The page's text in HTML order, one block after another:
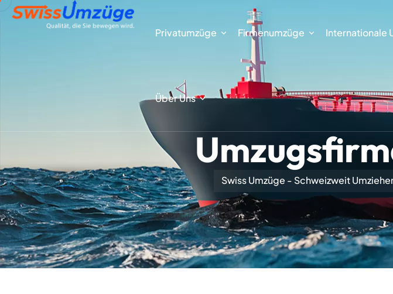
Privatumzüge Firmenumzüge Internationale
Über Uns
Swiss Umzüge - Schweizweit